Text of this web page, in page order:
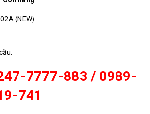
(NEW)
7777-883 / 0989-
741